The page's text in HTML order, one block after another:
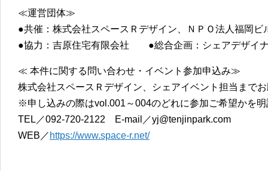
≪運営団体≫
●共催：株式会社スペースＲデザイン、ＮＰＯ法人福岡ビ
●協力：吉原住宅有限会社 ●総合企画：シェアデザイ
≪ 本件に関する問い合わせ・イベント参加申込み≫
株式会社スペースＲデザイン、シェアイベント担当まで
※申し込みの際はvol.001～004のどれに参加ご希望かを
TEL／092-720-2122 E-mail／yj@tenjinpark.com
WEB／ https://www.space-r.net/